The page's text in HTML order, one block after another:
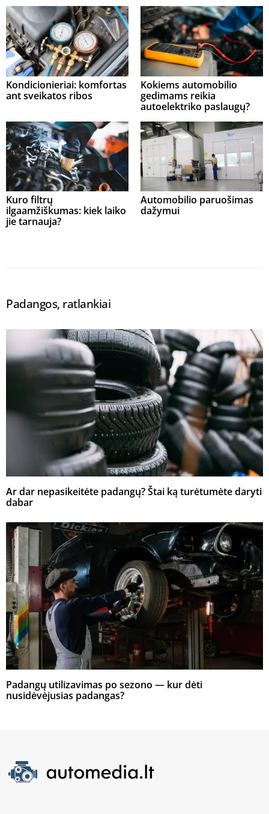
Kondicionieriai: komfortas
ant sveikatos ribos
Kokiems automobilio
gedimams reikia
autoelektriko paslaugų?
Kuro filtrų
ilgaamžiškumas: kiek laiko
jie tarnauja?
Automobilio paruošimas
dažymui
Padangos, ratlankiai
Ar dar nepasikeitėte padangų? Štai ką turėtumėte daryti
dabar
Padangų utilizavimas po sezono — kur dėti
nusidėvėjusias padangas?